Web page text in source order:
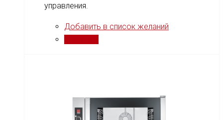
управления.
Добавить в список желаний